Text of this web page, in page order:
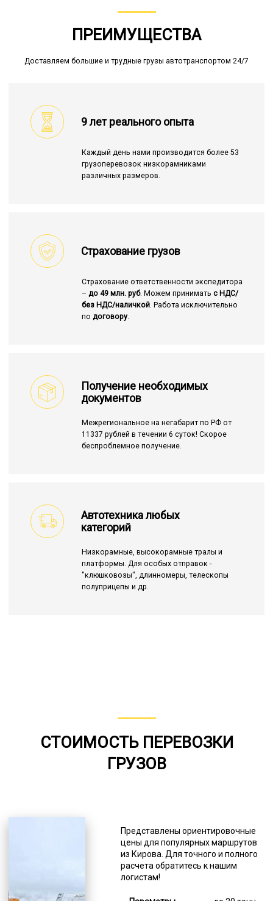
ПРЕИМУЩЕСТВА
Доставляем большие и трудные грузы автотранспортом 24/7
9 лет реального опыта
Каждый день нами производится более 53
грузоперевозок низкорамниками
различных размеров.
Страхование грузов
Страхование ответственности экспедитора
– до 49 млн. руб. Можем принимать с НДС/
без НДС/наличкой. Работа исключительно
по договору.
Получение необходимых
документов
Межрегиональное на негабарит по РФ от
11337 рублей в течении 6 суток! Скорое
беспроблемное получение.
Автотехника любых
категорий
Низкорамные, высокорамные тралы и
платформы. Для особых отправок -
"клюшковозы", длинномеры, телескопы
полуприцепы и др.
СТОИМОСТЬ ПЕРЕВОЗКИ
ГРУЗОВ
Представлены ориентировочные
цены для популярных маршрутов
из Кирова. Для точного и полного
расчета обратитесь к нашим
логистам!